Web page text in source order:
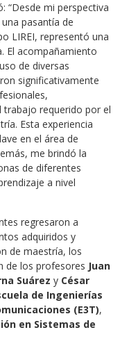
“Desde mi perspectiva
pasantía de
LIREI, representó una
El acompañamiento
de diversas
significativamente
requerido por el
Esta experiencia
en el área de
me brindó la
de diferentes
a nivel
regresaron a
adquiridos y
de maestría, los
de los profesores Juan
Suárez y César
de Ingenierías
(E3T),
en Sistemas de